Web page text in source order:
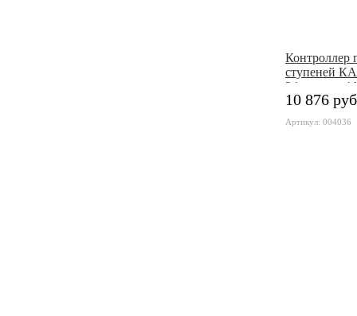
Контроллер
ступеней
24 канала,
10 876
Артикул: 004036